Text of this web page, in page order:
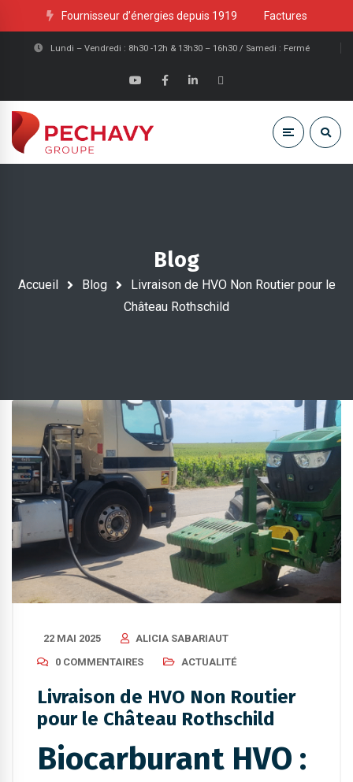
Fournisseur d’énergies depuis 1919 Factures
Lundi – Vendredi : 8h30 -12h & 13h30 – 16h30 / Samedi : Fermé
Blog
Accueil Blog
Livraison de HVO Non Routier pour le
Château Rothschild
22 MAI 2025
ALICIA SABARIAUT
0 COMMENTAIRES
ACTUALITÉ
Livraison de HVO Non Routier
pour le Château Rothschild
Biocarburant HVO :